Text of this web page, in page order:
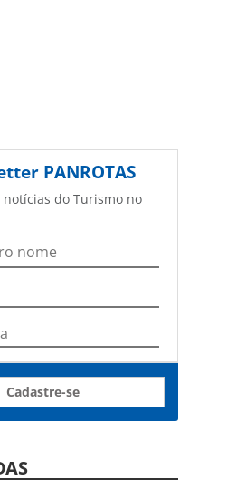
PANROTAS
do Turismo no
Cadastre-se